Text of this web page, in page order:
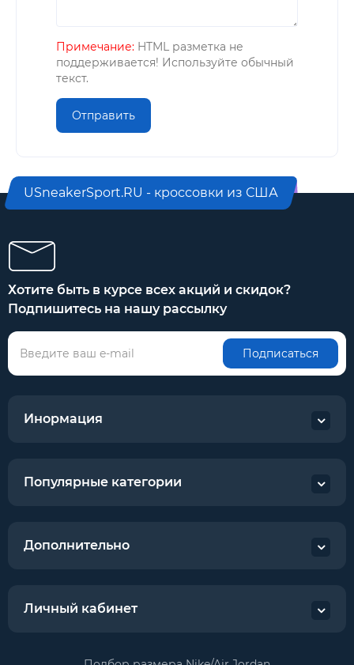
Примечание: HTML разметка не
поддерживается! Используйте обычный
текст.
Отправить
USneakerSport.RU - кроссовки из США
Хотите быть в курсе всех акций и скидок?
Подпишитесь на нашу рассылку
Подписаться
Инормация
Популярные категории
Дополнительно
Личный кабинет